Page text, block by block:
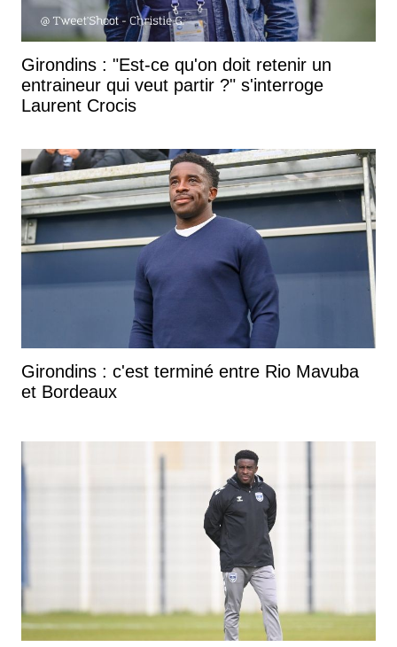
Girondins : "Est-ce qu'on doit retenir un
entraineur qui veut partir ?" s'interroge
Laurent Crocis
Girondins : c'est terminé entre Rio Mavuba
et Bordeaux